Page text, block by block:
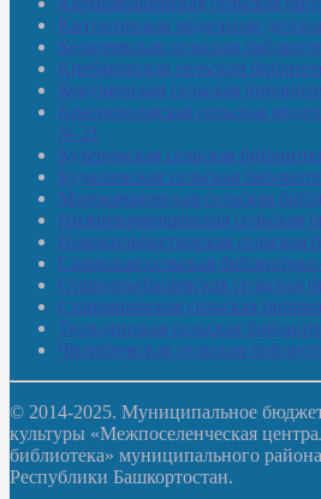
Калтасинская модельная
Кельтеевская сельская
Киебаковская сельская
Кокушевская сельская
Краснохолмская сельская
№ 21
Кутеремская сельская
Кучашевская сельская
Малокачаковская сельская
Нижнекачмашевская сельская
Новокильбахтинская
Сазовская сельская
Староорьебашевская
Старояшевская сельская
Тюльдинская сельская
Чилибеевская сельская
© 2014-2025. Муниципальное
культуры «Межпоселенческая
библиотека» муниципального
Республики Башкортостан.